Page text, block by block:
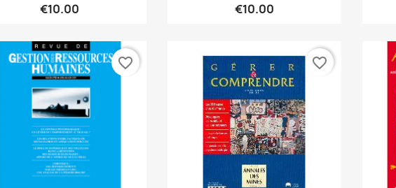
€10.00 €10.00
favorite_border favorite_border